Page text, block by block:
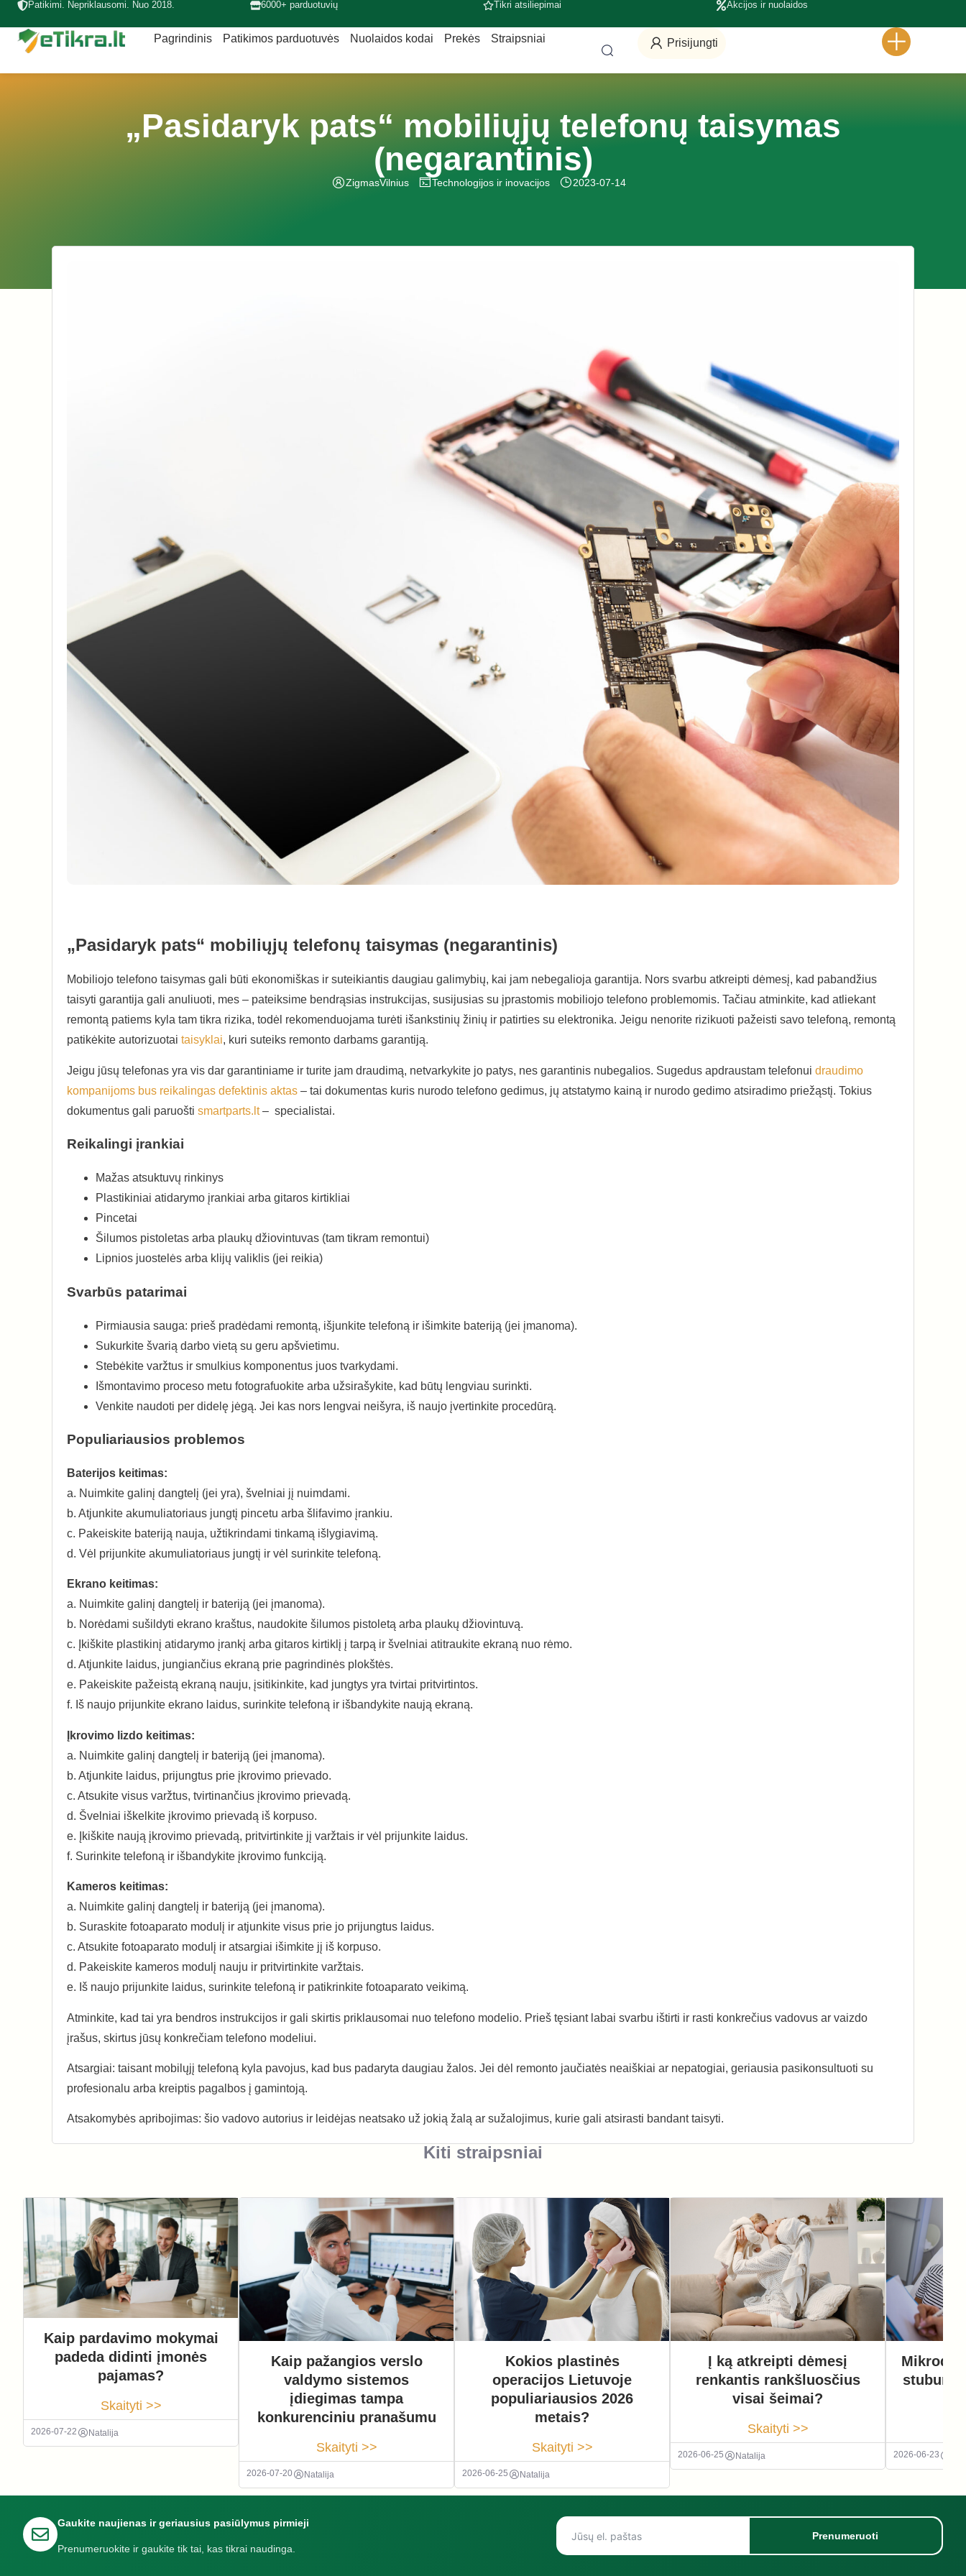
Patikimi. Nepriklausomi. Nuo 2018. 6000+ parduotuvių Tikri atsiliepimai Akcijos ir nuolaidos
Pagrindinis Patikimos parduotuvės Nuolaidos kodai Prekės Straipsniai Prisijungti
„Pasidaryk pats“ mobiliųjų telefonų taisymas
(negarantinis)
ZigmasVilnius Technologijos ir inovacijos 2023-07-14
„Pasidaryk pats“ mobiliųjų telefonų taisymas (negarantinis)
Mobiliojo telefono taisymas gali būti ekonomiškas ir suteikiantis daugiau galimybių, kai jam nebegalioja garantija. Nors svarbu atkreipti dėmesį, kad pabandžius
taisyti garantija gali anuliuoti, mes – pateiksime bendrąsias instrukcijas, susijusias su įprastomis mobiliojo telefono problemomis. Tačiau atminkite, kad atliekant
remontą patiems kyla tam tikra rizika, todėl rekomenduojama turėti išankstinių žinių ir patirties su elektronika. Jeigu nenorite rizikuoti pažeisti savo telefoną, remontą
patikėkite autorizuotai taisyklai, kuri suteiks remonto darbams garantiją.
Jeigu jūsų telefonas yra vis dar garantiniame ir turite jam draudimą, netvarkykite jo patys, nes garantinis nubegalios. Sugedus apdraustam telefonui draudimo
kompanijoms bus reikalingas defektinis aktas – tai dokumentas kuris nurodo telefono gedimus, jų atstatymo kainą ir nurodo gedimo atsiradimo priežąstį. Tokius
dokumentus gali paruošti smartparts.lt– specialistai.
Reikalingi įrankiai
Mažas atsuktuvų rinkinys
Plastikiniai atidarymo įrankiai arba gitaros kirtikliai
Pincetai
Šilumos pistoletas arba plaukų džiovintuvas (tam tikram remontui)
Lipnios juostelės arba klijų valiklis (jei reikia)
Svarbūs patarimai
Pirmiausia sauga: prieš pradėdami remontą, išjunkite telefoną ir išimkite bateriją (jei įmanoma).
Sukurkite švarią darbo vietą su geru apšvietimu.
Stebėkite varžtus ir smulkius komponentus juos tvarkydami.
Išmontavimo proceso metu fotografuokite arba užsirašykite, kad būtų lengviau surinkti.
Venkite naudoti per didelę jėgą. Jei kas nors lengvai neišyra, iš naujo įvertinkite procedūrą.
Populiariausios problemos
Baterijos keitimas:
a. Nuimkite galinį dangtelį (jei yra), švelniai jį nuimdami.
b. Atjunkite akumuliatoriaus jungtį pincetu arba šlifavimo įrankiu.
c. Pakeiskite bateriją nauja, užtikrindami tinkamą išlygiavimą.
d. Vėl prijunkite akumuliatoriaus jungtį ir vėl surinkite telefoną.
Ekrano keitimas:
a. Nuimkite galinį dangtelį ir bateriją (jei įmanoma).
b. Norėdami sušildyti ekrano kraštus, naudokite šilumos pistoletą arba plaukų džiovintuvą.
c. Įkiškite plastikinį atidarymo įrankį arba gitaros kirtiklį į tarpą ir švelniai atitraukite ekraną nuo rėmo.
d. Atjunkite laidus, jungiančius ekraną prie pagrindinės plokštės.
e. Pakeiskite pažeistą ekraną nauju, įsitikinkite, kad jungtys yra tvirtai pritvirtintos.
f. Iš naujo prijunkite ekrano laidus, surinkite telefoną ir išbandykite naują ekraną.
Įkrovimo lizdo keitimas:
a. Nuimkite galinį dangtelį ir bateriją (jei įmanoma).
b. Atjunkite laidus, prijungtus prie įkrovimo prievado.
c. Atsukite visus varžtus, tvirtinančius įkrovimo prievadą.
d. Švelniai iškelkite įkrovimo prievadą iš korpuso.
e. Įkiškite naują įkrovimo prievadą, pritvirtinkite jį varžtais ir vėl prijunkite laidus.
f. Surinkite telefoną ir išbandykite įkrovimo funkciją.
Kameros keitimas:
a. Nuimkite galinį dangtelį ir bateriją (jei įmanoma).
b. Suraskite fotoaparato modulį ir atjunkite visus prie jo prijungtus laidus.
c. Atsukite fotoaparato modulį ir atsargiai išimkite jį iš korpuso.
d. Pakeiskite kameros modulį nauju ir pritvirtinkite varžtais.
e. Iš naujo prijunkite laidus, surinkite telefoną ir patikrinkite fotoaparato veikimą.
Atminkite, kad tai yra bendros instrukcijos ir gali skirtis priklausomai nuo telefono modelio. Prieš tęsiant labai svarbu ištirti ir rasti konkrečius vadovus ar vaizdo
įrašus, skirtus jūsų konkrečiam telefono modeliui.
Atsargiai: taisant mobilųjį telefoną kyla pavojus, kad bus padaryta daugiau žalos. Jei dėl remonto jaučiatės neaiškiai ar nepatogiai, geriausia pasikonsultuoti su
profesionalu arba kreiptis pagalbos į gamintoją.
Atsakomybės apribojimas: šio vadovo autorius ir leidėjas neatsako už jokią žalą ar sužalojimus, kurie gali atsirasti bandant taisyti.
Kiti straipsniai
Kaip pardavimo mokymai
padeda didinti įmonės
pajamas?
Skaityti >>
2026-07-22 Natalija
Kaip pažangios verslo
valdymo sistemos
įdiegimas tampa
konkurenciniu pranašumu
Skaityti >>
2026-07-20 Natalija
Kokios plastinės
operacijos Lietuvoje
populiariausios 2026
metais?
Skaityti >>
2026-06-25 Natalija
Į ką atkreipti dėmesį
renkantis rankšluosčius
visai šeimai?
Skaityti >>
2026-06-25 Natalija
stuburo
2026-06-23
Gaukite naujienas ir geriausius pasiūlymus pirmieji
Prenumeruokite ir gaukite tik tai, kas tikrai naudinga.
Prenumeruoti